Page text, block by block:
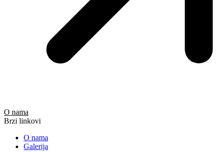
O nama
Brzi linkovi
O nama
Galerija